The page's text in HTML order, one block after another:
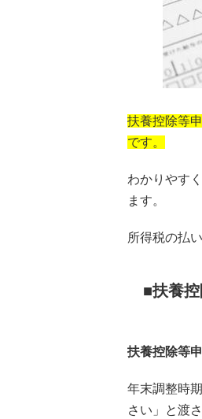
扶養控除等
です。
わかりやす
ます。
所得税の払
扶養
扶養控除等
年末調整時
さい」と渡